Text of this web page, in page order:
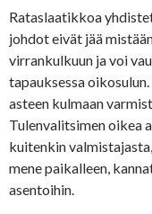
Rataslaatikkoa
johdot eivät jää
virrankulkuun ja voi
tapauksessa
asteen kulmaan
Tulenvalitsimen oikea
kuitenkin
mene paikalleen,
asentoihin.